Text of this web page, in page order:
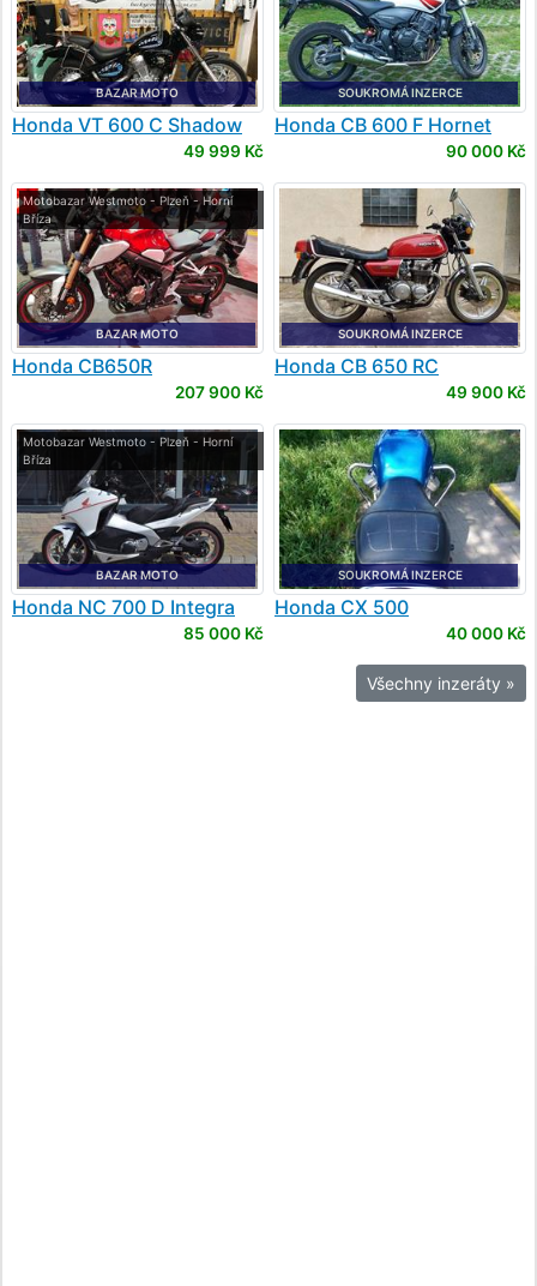
BAZAR MOTO
Honda VT 600 C Shadow
49 999 Kč
SOUKROMÁ INZERCE
Honda CB 600 F Hornet
90 000 Kč
Motobazar Westmoto - Plzeň - Horní
Bříza
BAZAR MOTO
Honda CB650R
207 900 Kč
SOUKROMÁ INZERCE
Honda CB 650 RC
49 900 Kč
Motobazar Westmoto - Plzeň - Horní
Bříza
BAZAR MOTO
Honda NC 700 D Integra
85 000 Kč
SOUKROMÁ INZERCE
Honda CX 500
40 000 Kč
Všechny inzeráty »